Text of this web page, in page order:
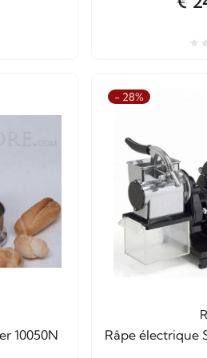
10050N
- 28%
Râpe électrique